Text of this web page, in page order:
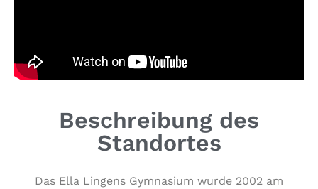
Beschreibung des
Standortes
Das Ella Lingens Gymnasium wurde 2002 am